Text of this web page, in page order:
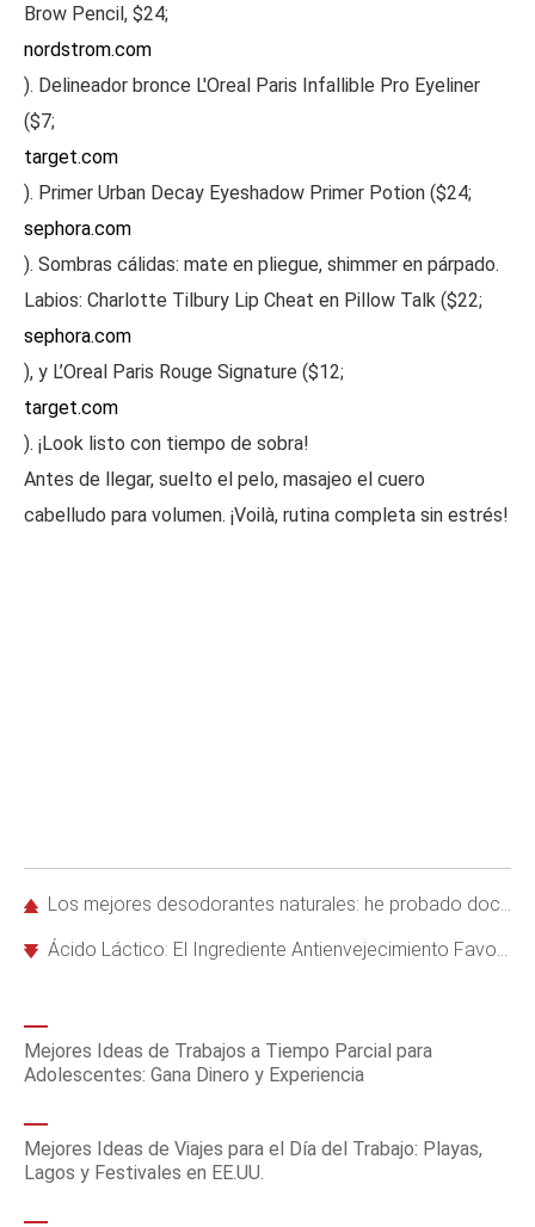
Brow Pencil, $24;
nordstrom.com
). Delineador bronce L'Oreal Paris Infallible Pro Eyeliner
($7;
target.com
). Primer Urban Decay Eyeshadow Primer Potion ($24;
sephora.com
). Sombras cálidas: mate en pliegue, shimmer en párpado.
Labios: Charlotte Tilbury Lip Cheat en Pillow Talk ($22;
sephora.com
), y L’Oreal Paris Rouge Signature ($12;
target.com
). ¡Look listo con tiempo de sobra!
Antes de llegar, suelto el pelo, masajeo el cuero
cabelludo para volumen. ¡Voilà, rutina completa sin estrés!
Los mejores desodorantes naturales: he probado docenas y estos son los únicos que recomiendo
Ácido Láctico: El Ingrediente Antienvejecimiento Favorito de los Dermatólogos para una Piel Radiante
Mejores Ideas de Trabajos a Tiempo Parcial para
Adolescentes: Gana Dinero y Experiencia
Mejores Ideas de Viajes para el Día del Trabajo: Playas,
Lagos y Festivales en EE.UU.